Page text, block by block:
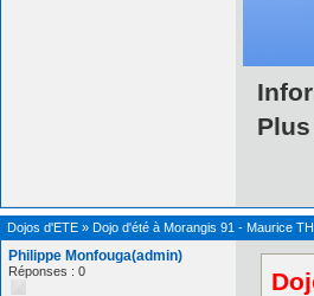
Dojos d'ETE » Dojo d'été à Morangis 91 - Maurice
Philippe Monfouga(admin)
Réponses : 0